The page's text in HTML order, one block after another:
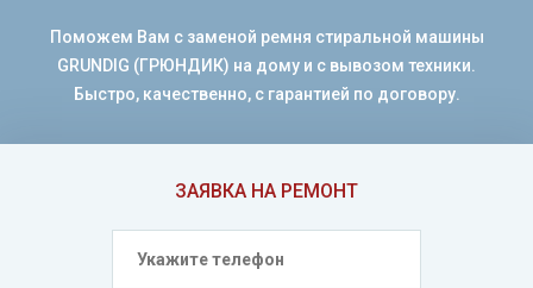
ЗАЯВКА НА РЕМОНТ
Поможем Вам с заменой ремня стиральной машины
GRUNDIG (ГРЮНДИК) на дому и с вывозом техники.
Быстро, качественно, с гарантией по договору.